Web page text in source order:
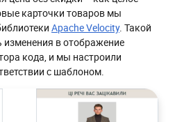
карточки товаров мы
Apache Velocity. Такой
изменения в отображение
кода, и мы настроили
с шаблоном.